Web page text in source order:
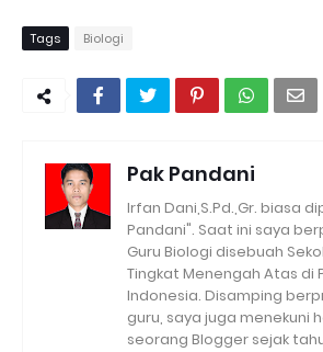
Tags Biologi
Pak Pandani
Irfan Dani,S.Pd.,Gr. biasa
Pandani". Saat ini saya
Guru Biologi disebuah
Tingkat Menengah Atas di
Indonesia. Disamping
guru, saya juga menekuni
seorang Blogger sejak